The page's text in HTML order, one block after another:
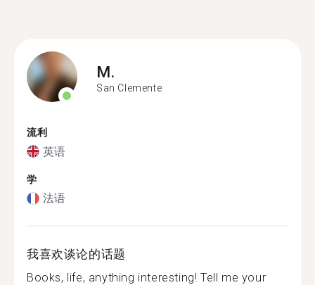
M.
San Clemente
流利
英语
学
法语
我喜欢谈论的话题
Books, life, anything interesting! Tell me your